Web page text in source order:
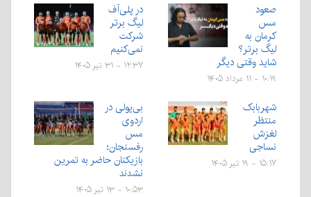
صعود
مس
کرمان به
لیگ برتر؟
شاید وقتی دیگر
۱۰:۱۹ - ۱۱ مرداد ۱۴۰۵
در پلی‌آف
لیگ برتر
شرکت
نمی‌کنیم
۱۲:۳۷ - ۳۱ تیر ۱۴۰۵
شهربابک
منتظر
لغزش
نساجی
۱۵:۱۷ - ۱۹ تیر ۱۴۰۵
بی‌پولی در
اردوی
مس
رفسنجان؛
بازیکنان حاضر به تمرین
نشدند
۱۰:۵۳ - ۱۳ تیر ۱۴۰۵